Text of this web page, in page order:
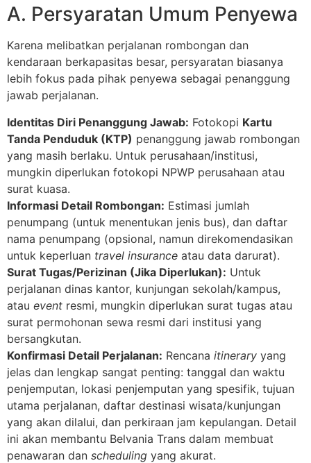
A. Persyaratan Umum Penyewa
Karena melibatkan perjalanan rombongan dan
kendaraan berkapasitas besar, persyaratan biasanya
lebih fokus pada pihak penyewa sebagai penanggung
jawab perjalanan.
Identitas Diri Penanggung Jawab: Fotokopi Kartu
Tanda Penduduk (KTP) penanggung jawab rombongan
yang masih berlaku. Untuk perusahaan/institusi,
mungkin diperlukan fotokopi NPWP perusahaan atau
surat kuasa.
Informasi Detail Rombongan: Estimasi jumlah
penumpang (untuk menentukan jenis bus), dan daftar
nama penumpang (opsional, namun direkomendasikan
untuk keperluan travel insurance atau data darurat).
Surat Tugas/Perizinan (Jika Diperlukan): Untuk
perjalanan dinas kantor, kunjungan sekolah/kampus,
atau event resmi, mungkin diperlukan surat tugas atau
surat permohonan sewa resmi dari institusi yang
bersangkutan.
Konfirmasi Detail Perjalanan: Rencana itinerary yang
jelas dan lengkap sangat penting: tanggal dan waktu
penjemputan, lokasi penjemputan yang spesifik, tujuan
utama perjalanan, daftar destinasi wisata/kunjungan
yang akan dilalui, dan perkiraan jam kepulangan. Detail
ini akan membantu Belvania Trans dalam membuat
penawaran dan scheduling yang akurat.